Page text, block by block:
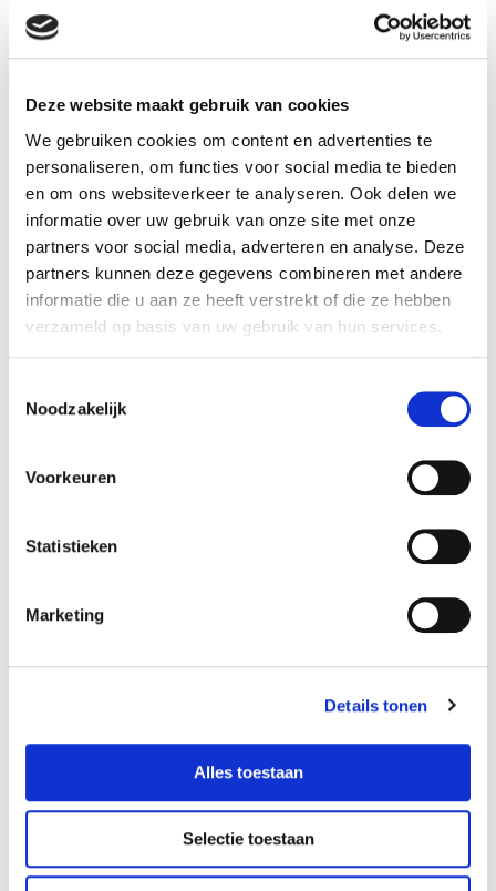
Deze website maakt gebruik van cookies
We gebruiken cookies om content en advertenties te
personaliseren, om functies voor social media te bieden
en om ons websiteverkeer te analyseren. Ook delen we
informatie over uw gebruik van onze site met onze
partners voor social media, adverteren en analyse. Deze
partners kunnen deze gegevens combineren met andere
informatie die u aan ze heeft verstrekt of die ze hebben
verzameld op basis van uw gebruik van hun services.
Noodzakelijk
Voorkeuren
Statistieken
Marketing
Details tonen
Alles toestaan
Selectie toestaan
Narrowcasting
NOBOXX Studio Omroep systeem
Raadzaal Smart Office